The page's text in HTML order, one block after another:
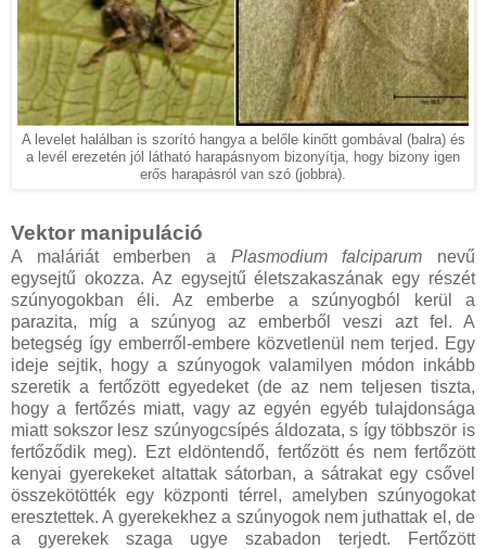
A levelet halálban is szorító hangya a belőle kinőtt gombával (balra) és
a levél erezetén jól látható harapásnyom bizonyítja, hogy bizony igen
erős harapásról van szó (jobbra).
Vektor manipuláció
A maláriát emberben a Plasmodium falciparum nevű
egysejtű okozza. Az egysejtű életszakaszának egy részét
szúnyogokban éli. Az emberbe a szúnyogból kerül a
parazita, míg a szúnyog az emberből veszi azt fel. A
betegség így emberről-embere közvetlenül nem terjed. Egy
ideje sejtik, hogy a szúnyogok valamilyen módon inkább
szeretik a fertőzött egyedeket (de az nem teljesen tiszta,
hogy a fertőzés miatt, vagy az egyén egyéb tulajdonsága
miatt sokszor lesz szúnyogcsípés áldozata, s így többször is
fertőződik meg). Ezt eldöntendő, fertőzött és nem fertőzött
kenyai gyerekeket altattak sátorban, a sátrakat egy csővel
összekötötték egy központi térrel, amelyben szúnyogokat
eresztettek. A gyerekekhez a szúnyogok nem juthattak el, de
a gyerekek szaga ugye szabadon terjedt. Fertőzött